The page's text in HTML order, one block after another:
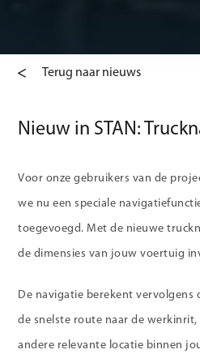
Terug naar nieuws
Nieuw in STAN:
Voor onze gebruikers van de
we nu een speciale
toegevoegd. Met de nieuwe
de dimensies van jouw voertuig
De navigatie berekent vervolgens
de snelste route naar de werkinrit,
andere relevante locatie binnen